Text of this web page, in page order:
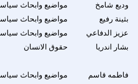
مواضيع وابحاث وديع شامخ
مواضيع وابحاث
بثينة رفيع
مواضيع وابحاث
عزيز الدفاعي
حقوق الانسان
بشار اندريا
مواضيع وابحاث فاطمه قاسم